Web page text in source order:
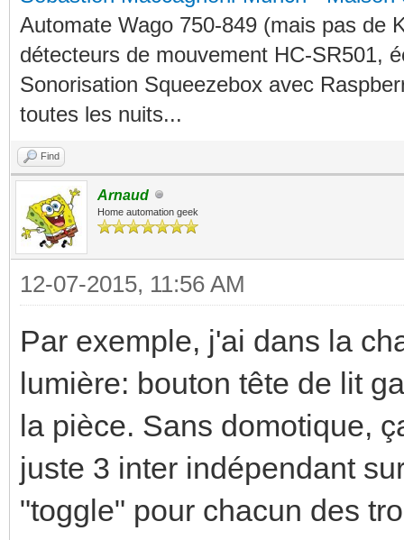
Automate Wago 750-849 (mais pas de
détecteurs de mouvement HC-SR501,
Sonorisation Squeezebox avec
toutes les nuits...
Find
Arnaud
Home automation geek
12-07-2015, 11:56 AM
Par exemple, j'ai dans la
lumière: bouton tête de lit
la pièce. Sans domotique,
juste 3 inter indépendant
"toggle" pour chacun des